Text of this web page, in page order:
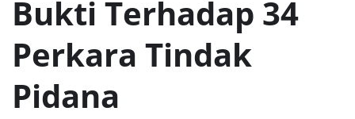
Bukti Terhadap 34
Perkara Tindak
Pidana